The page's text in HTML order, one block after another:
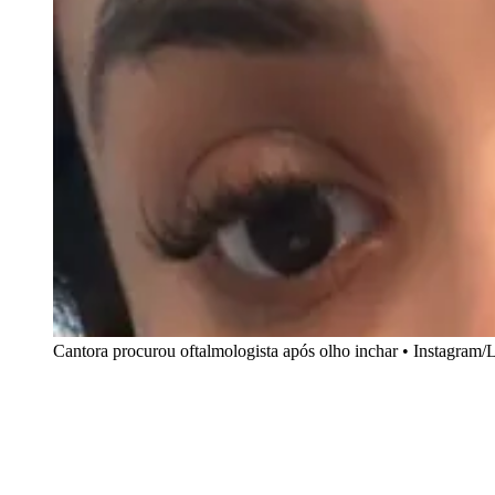
Cantora procurou oftalmologista após olho inchar • Instagram/